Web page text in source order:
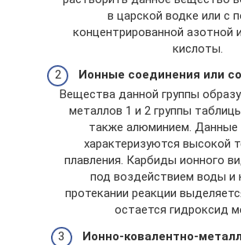
в царской водке или с
концентрированной азотной
кислоты.
Ионные соединения или
Вещества данной группы
металлов 1 и 2 группы
также алюминием. Данные
характеризуются высокой
плавления. Карбиды ионного
под воздействием воды и
протекании реакции
остается гидроксид
Ионно-ковалентно-